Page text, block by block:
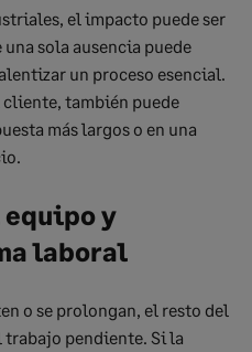
el impacto puede ser
sola ausencia puede
un proceso esencial.
también puede
más largos o en una
equipo y
laboral
o se prolongan, el resto del
pendiente. Si la